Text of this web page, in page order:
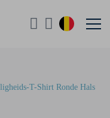
T-Shirt Ronde Hals